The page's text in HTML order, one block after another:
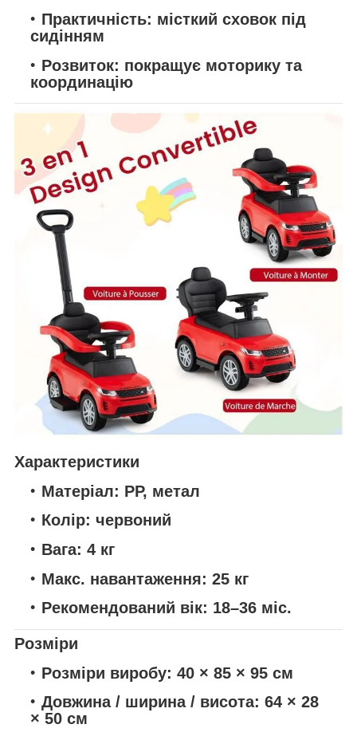
Практичність: місткий сховок під
сидінням
Розвиток: покращує моторику та
координацію
Характеристики
Матеріал: PP, метал
Колір: червоний
Вага: 4 кг
Макс. навантаження: 25 кг
Рекомендований вік: 18–36 міс.
Розміри
Розміри виробу: 40 × 85 × 95 см
Довжина / ширина / висота: 64 × 28
× 50 см